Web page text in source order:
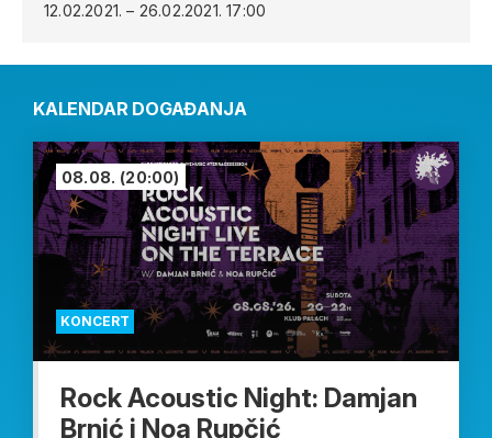
12.02.2021. – 26.02.2021. 17:00
KALENDAR DOGAĐANJA
KONCERT
08.08. (20:00)
Rock Acoustic Night: Damjan
Brnić i Noa Rupčić